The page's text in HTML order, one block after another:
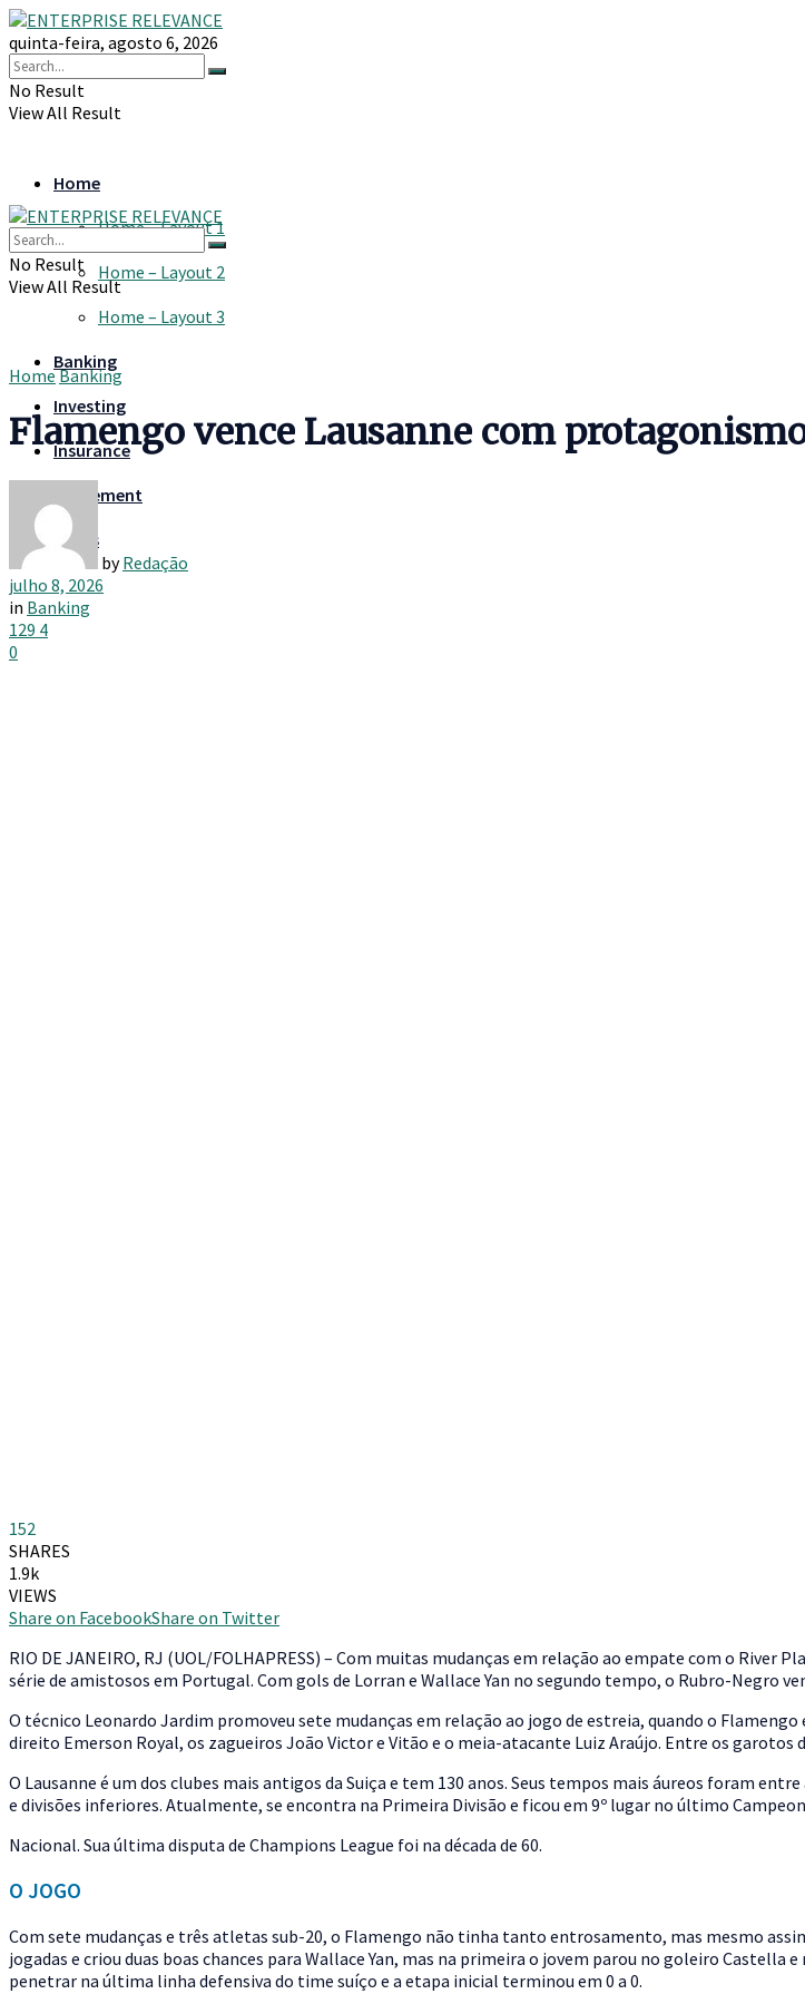
quinta-feira, agosto 6, 2026
No Result
View All Result
Home
Home – Layout 1
Home – Layout 2
Home – Layout 3
Banking
Investing
Insurance
Retirement
Taxes
No Result
View All Result
HomeBanking
Flamengo vence Lausanne com
by Redação
julho 8, 2026
in Banking
129 4
0
152
SHARES
1.9k
VIEWS
Share on FacebookShare on Twitter
RIO DE JANEIRO, RJ (UOL/FOLHAPRESS) – Com muitas mudanças em relação ao empate com o
série de amistosos em Portugal. Com gols de Lorran e Wallace Yan no segundo tempo, o Rubro-Negro
O técnico Leonardo Jardim promoveu sete mudanças em relação ao jogo de estreia, quando o
direito Emerson Royal, os zagueiros João Victor e Vitão e o meia-atacante Luiz Araújo. Entre os garotos
O Lausanne é um dos clubes mais antigos da Suiça e tem 130 anos. Seus tempos mais áureos foram
e divisões inferiores. Atualmente, se encontra na Primeira Divisão e ficou em 9º lugar no último
Nacional. Sua última disputa de Champions League foi na década de 60.
O JOGO
Com sete mudanças e três atletas sub-20, o Flamengo não tinha tanto entrosamento, mas mesmo
jogadas e criou duas boas chances para Wallace Yan, mas na primeira o jovem parou no goleiro
penetrar na última linha defensiva do time suíço e a etapa inicial terminou em 0 a 0.